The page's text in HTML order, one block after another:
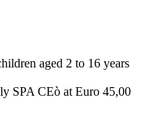
aged 2 to 16 years
SPA CEò at Euro 45,00